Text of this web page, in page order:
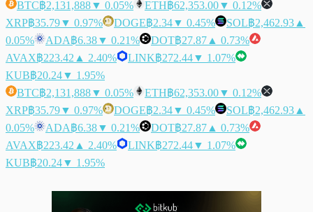
BTC฿2,131,888▼ 0.05% ETH฿62,353.00▼ 0.12%
XRP฿35.79▼ 0.97% DOGE฿2.34▼ 0.45% SOL฿2,462.93 ▲
0.05%
ADA฿6.38▼ 0.21% DOT฿27.87 ▲ 0.73%
AVAX฿223.42 ▲ 2.40% LINK฿272.44▼ 1.07%
KUB฿20.24▼ 1.95%
BTC฿2,131,888▼ 0.05% ETH฿62,353.00▼ 0.12%
XRP฿35.79▼ 0.97% DOGE฿2.34▼ 0.45% SOL฿2,462.93 ▲
0.05%
ADA฿6.38▼ 0.21% DOT฿27.87 ▲ 0.73%
AVAX฿223.42 ▲ 2.40% LINK฿272.44▼ 1.07%
KUB฿20.24▼ 1.95%